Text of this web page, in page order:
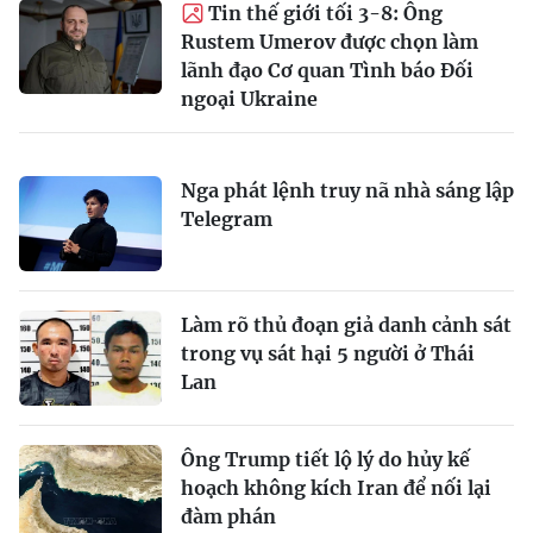
Tin thế giới tối 3-8: Ông
Rustem Umerov được chọn làm
lãnh đạo Cơ quan Tình báo Đối
ngoại Ukraine
Nga phát lệnh truy nã nhà sáng lập
Telegram
Làm rõ thủ đoạn giả danh cảnh sát
trong vụ sát hại 5 người ở Thái
Lan
Ông Trump tiết lộ lý do hủy kế
hoạch không kích Iran để nối lại
đàm phán